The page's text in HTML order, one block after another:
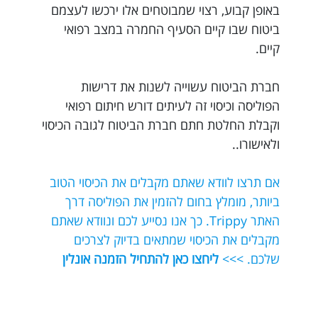
באופן קבוע, רצוי שמבוטחים אלו ירכשו לעצמם
ביטוח שבו קיים הסעיף החמרה במצב רפואי
קיים.
חברת הביטוח עשוייה לשנות את דרישות
הפוליסה וכיסוי זה לעיתים דורש חיתום רפואי
וקבלת החלטת חתם חברת הביטוח לגובה הכיסוי
ולאישורו..
אם תרצו לוודא שאתם מקבלים את הכיסוי הטוב
ביותר, מומלץ בחום להזמין את הפוליסה דרך
האתר Trippy. כך אנו נסייע לכם ונוודא שאתם
מקבלים את הכיסוי שמתאים בדיוק לצרכים
שלכם. >>> ליחצו כאן להתחיל הזמנה אונלין